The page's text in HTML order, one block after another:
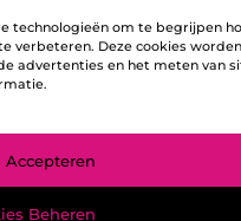
technologieën om te begrijpen
verbeteren. Deze cookies
advertenties en het meten van
Accepteren
Beheren